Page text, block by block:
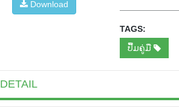
Download
TAGS:
ປື້ມຄູ່ມື
DETAIL